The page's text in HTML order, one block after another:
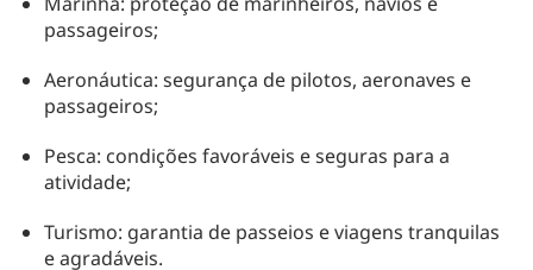
passageiros;
Aeronáutica: segurança de pilotos, aeronaves e
passageiros;
Pesca: condições favoráveis e seguras para a
atividade;
Turismo: garantia de passeios e viagens tranquilas
e agradáveis.